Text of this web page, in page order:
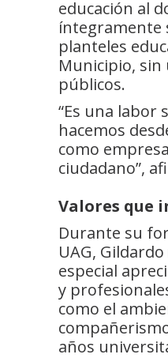
educación al
íntegramente
planteles
Municipio,
públicos.
“Es una labor
hacemos
como
ciudadano”,
Valores que
Durante su
UAG,
especial
y
como el
años